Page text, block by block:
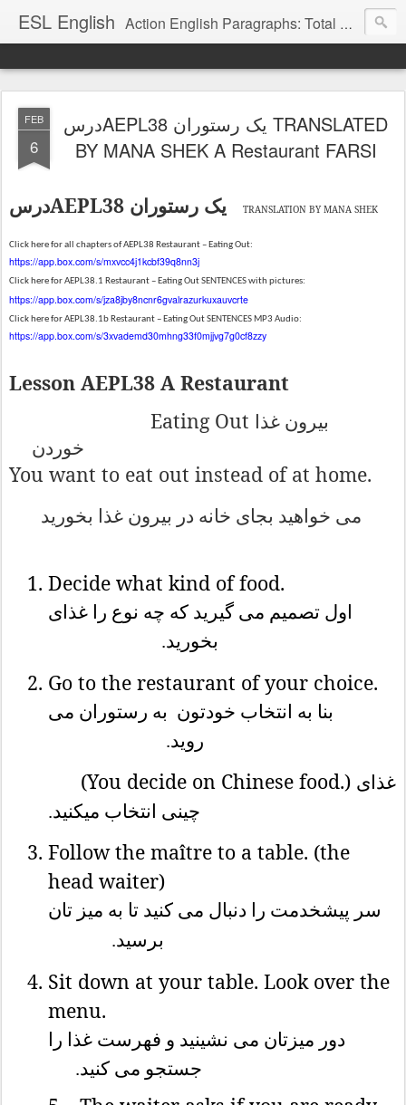
ESL English Action English Paragraphs: Total Physical Response (TPR) Paragraphs for the High School and Adult Language Student
FEB
6
درسAEPL38 یک رستوران TRANSLATED
BY MANA SHEK A Restaurant FARSI
درسAEPL38 یک رستوران TRANSLATION BY MANA SHEK
Click here for all chapters of AEPL38 Restaurant – Eating Out:
https://app.box.com/s/mxvcc4j1kcbf39q8nn3j
Click here for AEPL38.1 Restaurant – Eating Out SENTENCES with pictures:
https://app.box.com/s/jza8jby8ncnr6gvalrazurkuxauvcrte
Click here for AEPL38.1b Restaurant – Eating Out SENTENCES MP3 Audio:
https://app.box.com/s/3xvademd30mhng33f0mjjvg7g0cf8zzy
Lesson AEPL38 A Restaurant
Eating Out بیرون غذا
خوردن
You want to eat out instead of at home.
می خواهید بجای خانه در بیرون غذا بخورید
Decide what kind of food.
اول تصمیم می گیرید که چه نوع را غذای
بخورید.
Go to the restaurant of your choice.
بنا به انتخاب خودتون به رستوران می
روید.
(You decide on Chinese food.) غذای
چینی انتخاب میکنید.
Follow the maître to a table. (the
head waiter)
سر پیشخدمت را دنبال می کنید تا به میز تان
برسید.
Sit down at your table. Look over the
menu.
دور میزتان می نشینید و فهرست غذا را
جستجو می کنید.